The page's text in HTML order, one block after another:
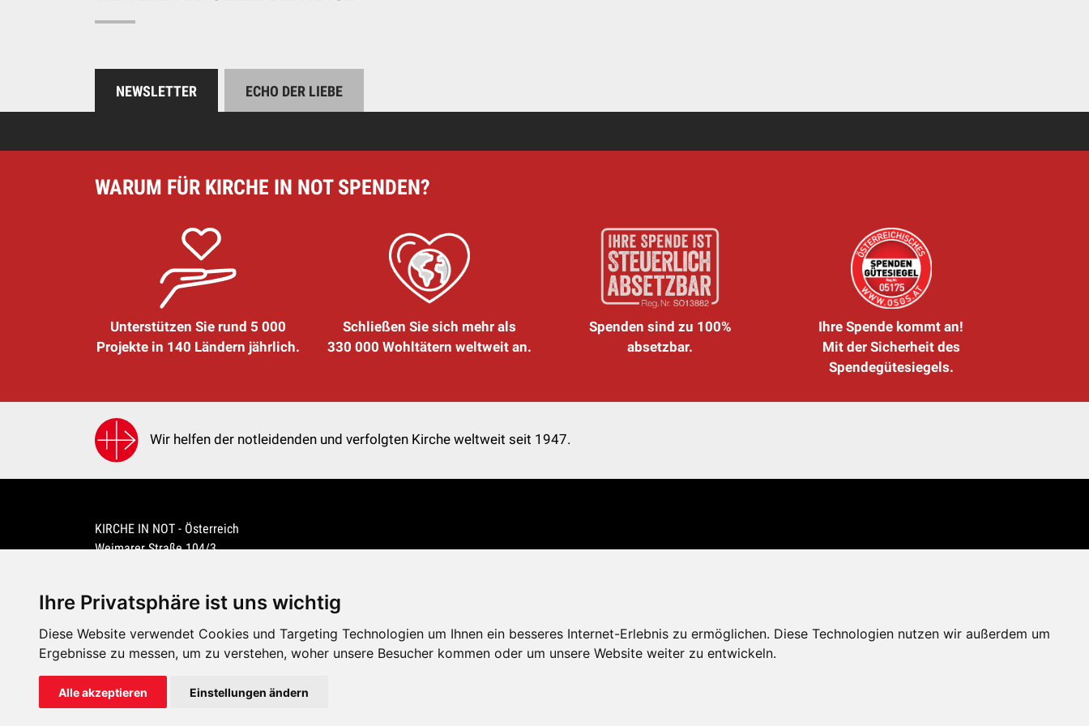
Ihre Privatsphäre ist uns wichtig
Diese Website verwendet Cookies und Targeting Technologien um Ihnen ein besseres Internet-Erlebnis zu ermöglichen. Diese Technologien nutzen wir außerdem um
Ergebnisse zu messen, um zu verstehen, woher unsere Besucher kommen oder um unsere Website weiter zu entwickeln.
Alle akzeptieren Einstellungen ändern
NEWSLETTER ECHO DER LIEBE
WARUM FÜR KIRCHE IN NOT SPENDEN?
Unterstützen Sie rund 5 000
Projekte in 140 Ländern jährlich.
Schließen Sie sich mehr als
330 000 Wohltätern weltweit an.
Spenden sind zu 100%
absetzbar.
Ihre Spende kommt an!
Mit der Sicherheit des
Spendegütesiegels.
Wir helfen der notleidenden und verfolgten Kirche weltweit seit 1947.
KIRCHE IN NOT - Österreich
Weimarer Straße 104/3
kin@kircheinnot.at
KIN weltweit